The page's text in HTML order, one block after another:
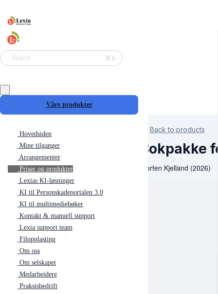
Search ⌘K
Våre produkter
Hovedsiden
Mine tilganger
Arrangementer
Priser og produkter
Lexias KI-løsninger
KI til Personskadeportalen 3.0
KI til multimediebøker
Kontakt & manuell support
Lexia support team
Filopplasting
Om oss
Om selskapet
Medarbeidere
Praksisbedrift
Back to products
Bokpakke
Morten Kjelland (2026)